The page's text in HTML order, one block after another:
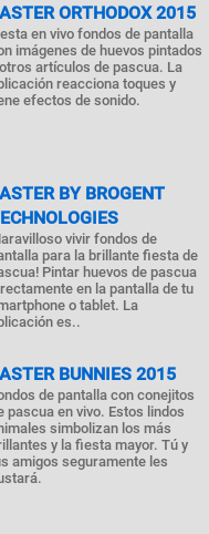
ORTHODOX 2015
en vivo fondos de pantalla
imágenes de huevos pintados
artículos de pascua. La
reacciona toques y
efectos de sonido.
BY BROGENT
vivir fondos de
para la brillante fiesta de
Pintar huevos de pascua
en la pantalla de tu
o tablet. La
es..
BUNNIES 2015
de pantalla con conejitos
pascua en vivo. Estos lindos
simbolizan los más
y la fiesta mayor. Tú y
amigos seguramente les